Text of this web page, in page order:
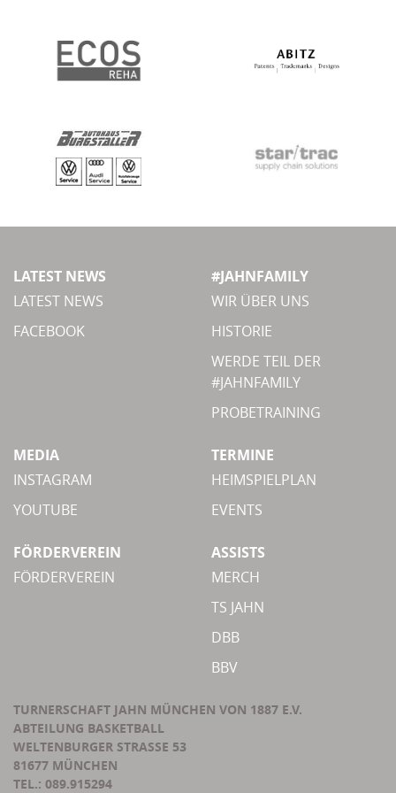
LATEST NEWS
LATEST NEWS
FACEBOOK
#JAHNFAMILY
WIR ÜBER UNS
HISTORIE
WERDE TEIL DER
#JAHNFAMILY
PROBETRAINING
MEDIA
INSTAGRAM
YOUTUBE
TERMINE
HEIMSPIELPLAN
EVENTS
FÖRDERVEREIN
FÖRDERVEREIN
ASSISTS
MERCH
TS JAHN
DBB
BBV
TURNERSCHAFT JAHN MÜNCHEN VON 1887 E.V.
ABTEILUNG BASKETBALL
WELTENBURGER STRASSE 53
81677 MÜNCHEN
TEL.: 089.915294